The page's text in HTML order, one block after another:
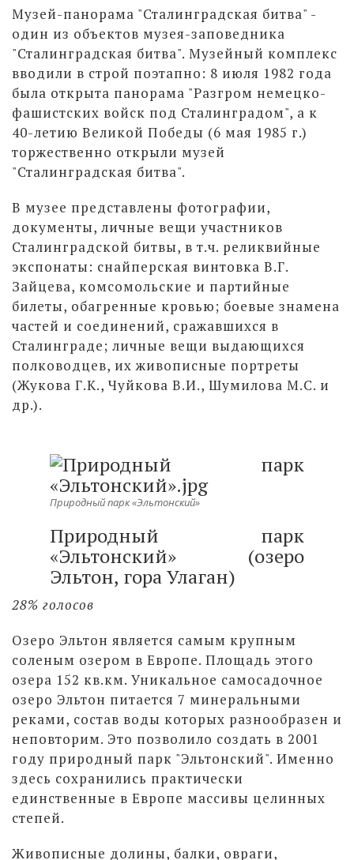
Музей-панорама "Сталинградская битва" -
один из объектов музея-заповедника
"Сталинградская битва". Музейный комплекс
вводили в строй поэтапно: 8 июля 1982 года
была открыта панорама "Разгром немецко-
фашистских войск под Сталинградом", а к
40-летию Великой Победы (6 мая 1985 г.)
торжественно открыли музей
"Сталинградская битва".
В музее представлены фотографии,
документы, личные вещи участников
Сталинградской битвы, в т.ч. реликвийные
экспонаты: снайперская винтовка В.Г.
Зайцева, комсомольские и партийные
билеты, обагренные кровью; боевые знамена
частей и соединений, сражавшихся в
Сталинграде; личные вещи выдающихся
полководцев, их живописные портреты
(Жукова Г.К., Чуйкова В.И., Шумилова М.С. и
др.).
Природный парк «Эльтонский»
Природный парк
«Эльтонский» (озеро
Эльтон, гора Улаган)
28% голосов
Озеро Эльтон является самым крупным
соленым озером в Европе. Площадь этого
озера 152 кв.км. Уникальное самосадочное
озеро Эльтон питается 7 минеральными
реками, состав воды которых разнообразен и
неповторим. Это позволило создать в 2001
году природный парк "Эльтонский". Именно
здесь сохранились практически
единственные в Европе массивы целинных
степей.
Живописные долины, балки, овраги,